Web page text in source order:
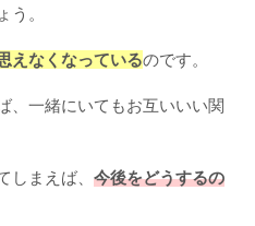
う。
えなくなっているのです。
、一緒にいてもお互いいい関
しまえば、 今後をどうするの